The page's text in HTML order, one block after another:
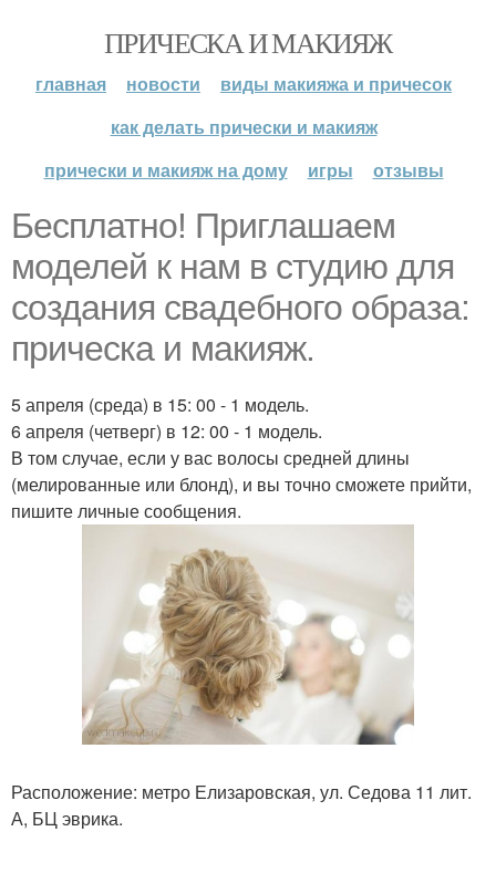
ПРИЧЕСКА И МАКИЯЖ
главная новости
виды макияжа и причесок
как делать прически и макияж
прически и макияж на дому
игры отзывы
Бесплатно! Приглашаем
моделей к нам в студию для
создания свадебного образа:
прическа и макияж.
5 апреля (среда) в 15: 00 - 1 модель.
6 апреля (четверг) в 12: 00 - 1 модель.
В том случае, если у вас волосы средней длины
(мелированные или блонд), и вы точно сможете прийти,
пишите личные сообщения.
Расположение: метро Елизаровская, ул. Седова 11 лит.
А, БЦ эврика.